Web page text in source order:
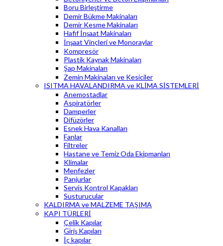
Boru Birleştirme
Demir Bükme Makinaları
Demir Kesme Makinaları
Hafif İnşaat Makinaları
İnşaat Vinçleri ve Monoraylar
Kompresör
Plastik Kaynak Makinaları
Şap Makinaları
Zemin Makinaları ve Kesiciler
ISITMA HAVALANDIRMA ve KLİMA SİSTEMLERİ
Anemostadlar
Aspiratörler
Damperler
Difüzörler
Esnek Hava Kanalları
Fanlar
Filtreler
Hastane ve Temiz Oda Ekipmanları
Klimalar
Menfezler
Panjurlar
Servis Kontrol Kapakları
Susturucular
KALDIRMA ve MALZEME TAŞIMA
KAPI TÜRLERİ
Çelik Kapılar
Giriş Kapıları
İç kapılar